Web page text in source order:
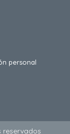
personal
reservados